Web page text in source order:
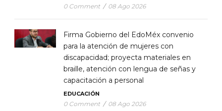
0 Comment / 08 Ago 2026
Firma Gobierno del EdoMéx convenio
para la atención de mujeres con
discapacidad; proyecta materiales en
braille, atención con lengua de señas y
capacitación a personal
EDUCACIÓN
0 Comment / 08 Ago 2026